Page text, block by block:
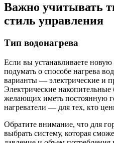
Важно учитывать
стиль управления
Тип водонагрева
Если вы устанавливаете
подумать о способе нагрева
варианты — электрические и
Электрические накопительные
желающих иметь постоянную
нагреватели — для тех, кто
Обратите внимание, что для
выбрать систему, которая